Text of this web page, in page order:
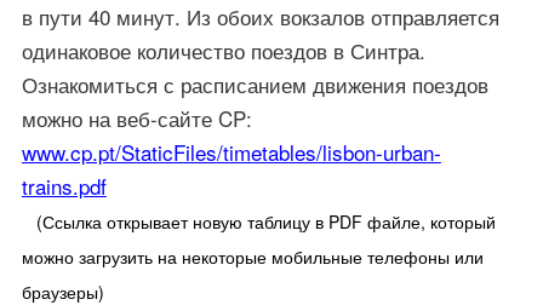
в пути 40 минут. Из обоих вокзалов отправляется
одинаковое количество поездов в Синтра.
Ознакомиться с расписанием движения поездов
можно на веб-сайте CP:
www.cp.pt/StaticFiles/timetables/lisbon-urban-
trains.pdf
(Ссылка открывает новую таблицу в PDF файле, который
можно загрузить на некоторые мобильные телефоны или
браузеры)